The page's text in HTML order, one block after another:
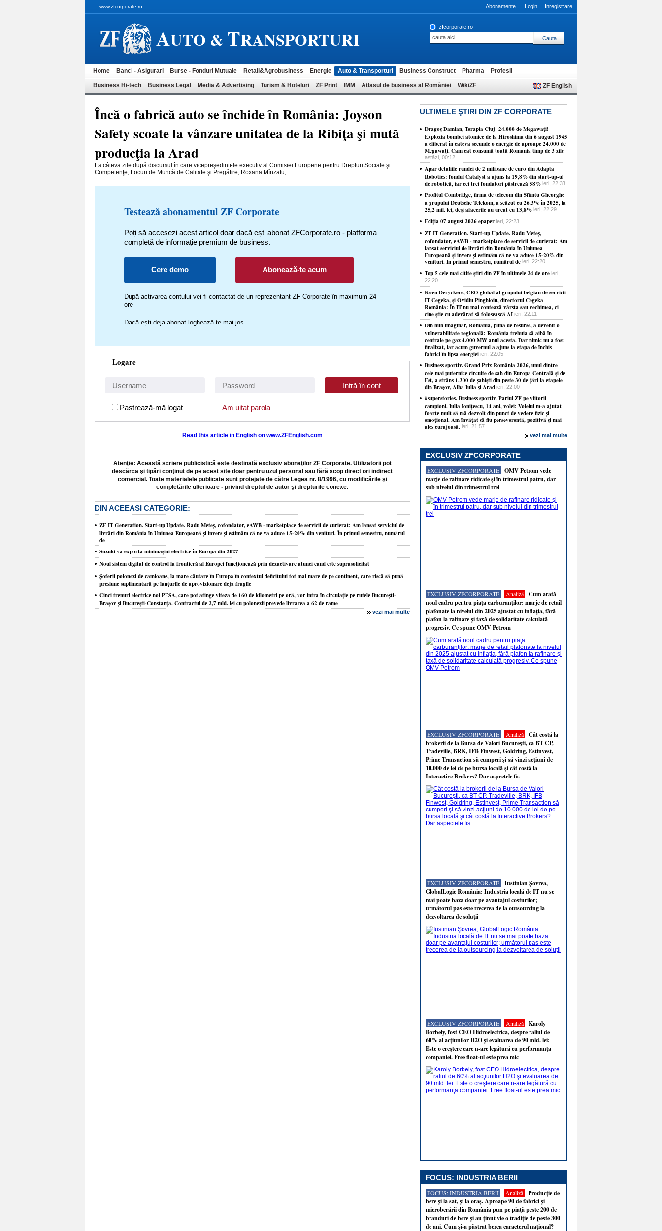
www.zfcorporate.ro Abonamente Login Inregistrare
AUTO & TRANSPORTURI
zfcorporate.ro
Home Banci - Asigurari Burse - Fonduri Mutuale Retail&Agrobusiness Energie Auto & Transporturi Business Construct Pharma Profesii
Business Hi-tech Business Legal Media & Advertising Turism & Hoteluri ZF Print IMM Atlasul de business al României WikiZF ZF English
Încă o fabrică auto se închide în România: Joyson
Safety scoate la vânzare unitatea de la Ribiţa şi mută
producţia la Arad
La câteva zile după discursul în care vicepreşedintele executiv al Comisiei Europene pentru Drepturi Sociale şi
Competenţe, Locuri de Muncă de Calitate şi Pregătire, Roxana Mînzatu,...
Testează abonamentul ZF Corporate
Poți să accesezi acest articol doar dacă ești abonat ZFCorporate.ro - platforma
completă de informație premium de business.
Cere demo Abonează-te acum
După activarea contului vei fi contactat de un reprezentant ZF Corporate în maximum 24
ore
Dacă ești deja abonat loghează-te mai jos.
Logare
Pastrează-mă logat Am uitat parola
Read this article in English on www.ZFEnglish.com
Atenţie: Această scriere publicistică este destinată exclusiv abonaţilor ZF Corporate. Utilizatorii pot
descărca şi tipări conţinut de pe acest site doar pentru uzul personal sau fără scop direct ori indirect
comercial. Toate materialele publicate sunt protejate de către Legea nr. 8/1996, cu modificările şi
completările ulterioare - privind dreptul de autor şi drepturile conexe.
DIN ACEEASI CATEGORIE:
ZF IT Generation. Start-up Update. Radu Meteş, cofondator, eAWB - marketplace de servicii de curierat: Am lansat serviciul de
livrări din România în Uniunea Europeană şi invers şi estimăm că ne va aduce 15-20% din venituri. În primul semestru, numărul
de
Suzuki va exporta minimaşini electrice în Europa din 2027
Noul sistem digital de control la frontieră al Europei funcţionează prin dezactivare atunci când este suprasolicitat
Şoferii polonezi de camioane, la mare căutare în Europa în contextul deficitului tot mai mare de pe continent, care riscă să pună
presiune suplimentară pe lanţurile de aprovizionare deja fragile
Cinci trenuri electrice noi PESA, care pot atinge viteza de 160 de kilometri pe oră, vor intra în circulaţie pe rutele Bucureşti-
Braşov şi Bucureşti-Constanţa. Contractul de 2,7 mld. lei cu polonezii prevede livrarea a 62 de rame
vezi mai multe
ULTIMELE ŞTIRI DIN ZF CORPORATE
Dragoş Damian, Terapia Cluj: 24.000 de Megawaţi!
Explozia bombei atomice de la Hiroshima din 6 august 1945
a eliberat în câteva secunde o energie de aproape 24.000 de
Megawaţi. Cam cât consumă toată România timp de 3 zile
astăzi, 00:12
Apar detaliile rundei de 2 milioane de euro din Adapta
Robotics: fondul Catalyst a ajuns la 19,8% din start-up-ul
de robotică, iar cei trei fondatori păstrează 58% ieri, 22:33
Profitul Combridge, firma de telecom din Sfântu Gheorghe
a grupului Deutsche Telekom, a scăzut cu 26,3% în 2025, la
25,2 mil. lei, deşi afacerile au urcat cu 13,8% ieri, 22:29
Ediţia 07 august 2026 epaper ieri, 22:23
ZF IT Generation. Start-up Update. Radu Meteş,
cofondator, eAWB - marketplace de servicii de curierat: Am
lansat serviciul de livrări din România în Uniunea
Europeană şi invers şi estimăm că ne va aduce 15-20% din
venituri. În primul semestru, numărul de ieri, 22:20
Top 5 cele mai citite ştiri din ZF în ultimele 24 de ore ieri,
22:20
Koen Deryckere, CEO global al grupului belgian de servicii
IT Cegeka, şi Ovidiu Pinghioiu, directorul Cegeka
România: În IT nu mai contează vârsta sau vechimea, ci
cine ştie cu adevărat să folosească AI ieri, 22:11
Din hub imaginar, România, plină de resurse, a devenit o
vulnerabilitate regională: România trebuia să aibă în
centrale pe gaz 4.000 MW anul acesta. Dar nimic nu a fost
finalizat, iar acum guvernul a ajuns la etapa de închis
fabrici în lipsa energiei ieri, 22:05
Business sportiv. Grand Prix România 2026, unul dintre
cele mai puternice circuite de şah din Europa Centrală şi de
Est, a strâns 1.300 de şahişti din peste 30 de ţări la etapele
din Braşov, Alba Iulia şi Arad ieri, 22:00
#superstories. Business sportiv. Pariul ZF pe viitorii
campioni. Iulia Ioniţescu, 14 ani, volei: Voleiul m-a ajutat
foarte mult să mă dezvolt din punct de vedere fizic şi
emoţional. Am învăţat să fiu perseverentă, pozitivă şi mai
ales curajoasă. ieri, 21:57
vezi mai multe
EXCLUSIV ZFCORPORATE
EXCLUSIV ZFCORPORATE
OMV Petrom vede
marje de rafinare ridicate şi în trimestrul patru, dar
sub nivelul din trimestrul trei
EXCLUSIV ZFCORPORATE Analiză
Cum arată
noul cadru pentru piaţa carburanţilor: marje de retail
plafonate la nivelul din 2025 ajustat cu inflaţia, fără
plafon la rafinare şi taxă de solidaritate calculată
progresiv. Ce spune OMV Petrom
EXCLUSIV ZFCORPORATE Analiză
Cât costă la
brokerii de la Bursa de Valori Bucureşti, ca BT CP,
Tradeville, BRK, IFB Finwest, Goldring, Estinvest,
Prime Transaction să cumperi şi să vinzi acţiuni de
10.000 de lei de pe bursa locală şi cât costă la
Interactive Brokers? Dar aspectele fis
EXCLUSIV ZFCORPORATE
Iustinian Şovrea,
GlobalLogic România: Industria locală de IT nu se
mai poate baza doar pe avantajul costurilor;
următorul pas este trecerea de la outsourcing la
dezvoltarea de soluţii
EXCLUSIV ZFCORPORATE Analiză
Karoly
Borbely, fost CEO Hidroelectrica, despre raliul de
60% al acţiunilor H2O şi evaluarea de 90 mld. lei:
Este o creştere care n-are legătură cu performanţa
companiei. Free float-ul este prea mic
FOCUS: INDUSTRIA BERII
FOCUS: INDUSTRIA BERII Analiză
Producţie de
bere şi la sat, şi la oraş. Aproape 90 de fabrici şi
microberării din România pun pe piaţă peste 200 de
branduri de bere şi au ţinut vie o tradiţie de peste 300
de ani. Cum şi-a păstrat berea caracterul naţional?